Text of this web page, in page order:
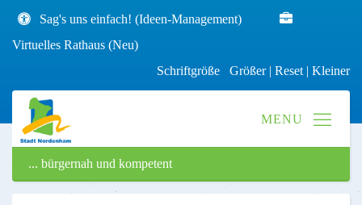
Sag's uns einfach! (Ideen-Management)
Virtuelles Rathaus (Neu)
Schriftgröße Größer| Reset | Kleiner
... bürgernah und kompetent